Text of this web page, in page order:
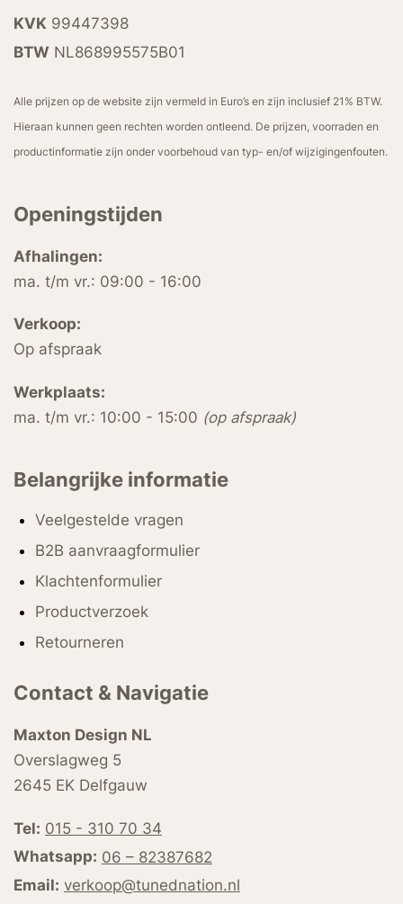
KVK 99447398
BTW NL868995575B01
Alle prijzen op de website zijn vermeld in Euro’s en zijn inclusief 21% BTW.
Hieraan kunnen geen rechten worden ontleend. De prijzen, voorraden en
productinformatie zijn onder voorbehoud van typ- en/of wijzigingenfouten.
Openingstijden
Afhalingen:
ma. t/m vr.: 09:00 - 16:00
Verkoop:
Op afspraak
Werkplaats:
ma. t/m vr.: 10:00 - 15:00 (op afspraak)
Belangrijke informatie
Veelgestelde vragen
B2B aanvraagformulier
Klachtenformulier
Productverzoek
Retourneren
Contact & Navigatie
Maxton Design NL
Overslagweg 5
2645 EK Delfgauw
Tel: 015 - 310 70 34
Whatsapp: 06 – 82387682
Email: verkoop@tunednation.nl